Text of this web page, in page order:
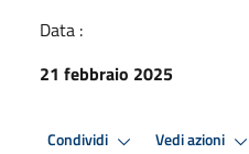
Data :
21 febbraio 2025
Condividi Vedi azioni